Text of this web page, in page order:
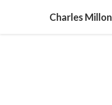
Charles Millon